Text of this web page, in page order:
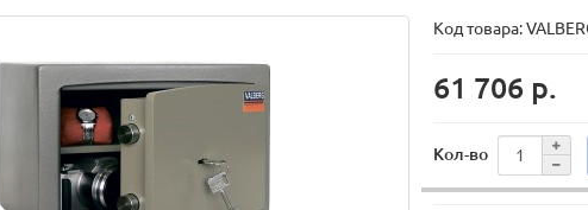
Код товара:
61 706 р.
Кол-во